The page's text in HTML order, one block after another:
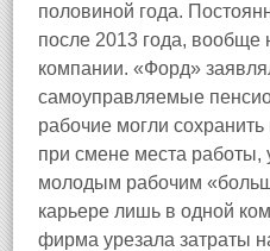
половиной года.
после 2013 года, вообще
компании. «Форд»
самоуправляемые
рабочие могли
при смене места работы,
молодым рабочим
карьере лишь в одной
фирма урезала затраты